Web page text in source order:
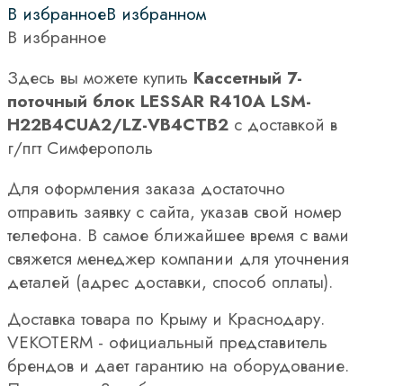
В избранноеВ избранном
В избранное
Здесь вы можете купить Кассетный 7-
поточный блок LESSAR R410A LSM-
H22B4CUA2/LZ-VB4CТВ2 с доставкой в
г/пгт Симферополь
Для оформления заказа достаточно
отправить заявку с сайта, указав свой номер
телефона. В самое ближайшее время с вами
свяжется менеджер компании для уточнения
деталей (адрес доставки, способ оплаты).
Доставка товара по Крыму и Краснодару.
VEKOTERM - официальный представитель
брендов и дает гарантию на оборудование.